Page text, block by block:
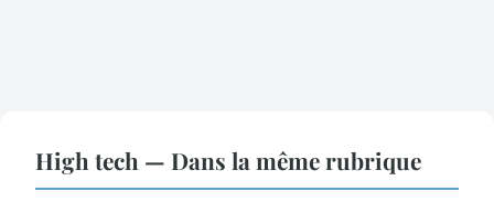
High tech — Dans la même rubrique